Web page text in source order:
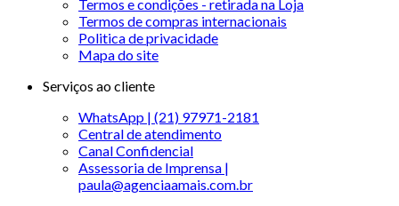
Termos e condições - retirada na Loja
Termos de compras internacionais
Politica de privacidade
Mapa do site
Serviços ao cliente
WhatsApp | (21) 97971-2181
Central de atendimento
Canal Confidencial
Assessoria de Imprensa |
paula@agenciaamais.com.br